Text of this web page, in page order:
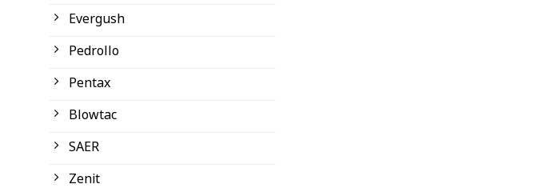
Evergush
Pedrollo
Pentax
Blowtac
SAER
Zenit